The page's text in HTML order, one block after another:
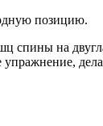
позицию.
спины на